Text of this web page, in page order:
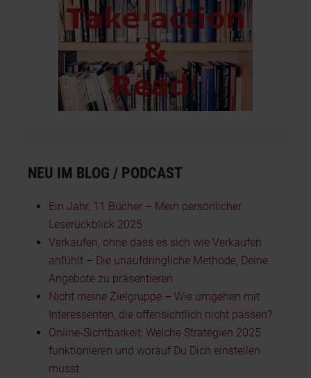
NEU IM BLOG / PODCAST
Ein Jahr, 11 Bücher – Mein persönlicher
Leserückblick 2025
Verkaufen, ohne dass es sich wie Verkaufen
anfühlt – Die unaufdringliche Methode, Deine
Angebote zu präsentieren
Nicht meine Zielgruppe – Wie umgehen mit
Interessenten, die offensichtlich nicht passen?
Online-Sichtbarkeit: Welche Strategien 2025
funktionieren und worauf Du Dich einstellen
musst